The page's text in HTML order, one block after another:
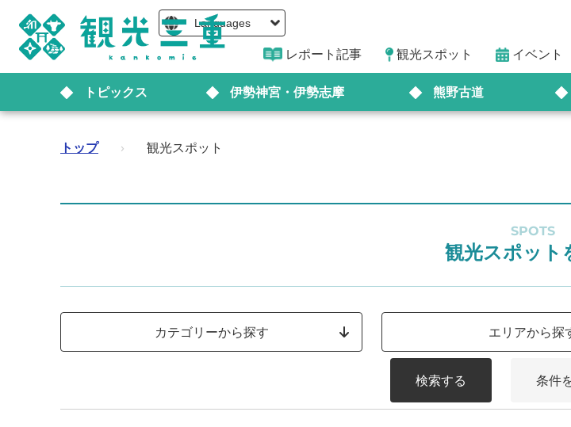
Languages
レポート記事 観光スポット イベント
トピックス 伊勢神宮・伊勢志摩 熊野古道
トップ › 観光スポット
SPOTS
観光スポット
カテゴリーから探す エリアから探
検索する 条件